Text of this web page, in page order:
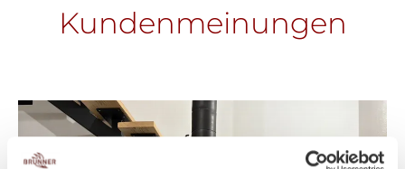
Kundenmeinungen